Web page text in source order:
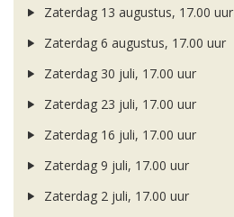
Zaterdag 13 augustus, 17.00 uur
Zaterdag 6 augustus, 17.00 uur
Zaterdag 30 juli, 17.00 uur
Zaterdag 23 juli, 17.00 uur
Zaterdag 16 juli, 17.00 uur
Zaterdag 9 juli, 17.00 uur
Zaterdag 2 juli, 17.00 uur